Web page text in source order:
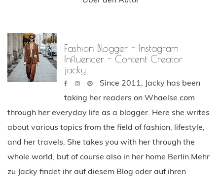
Fashion Blogger - Instagram
Influencer - Content Creator
jacky
Since 2011, Jacky has been
taking her readers on Whaelse.com
through her everyday life as a blogger. Here she writes
about various topics from the field of fashion, lifestyle,
and her travels. She takes you with her through the
whole world, but of course also in her home Berlin.Mehr
zu Jacky findet ihr auf diesem Blog oder auf ihren